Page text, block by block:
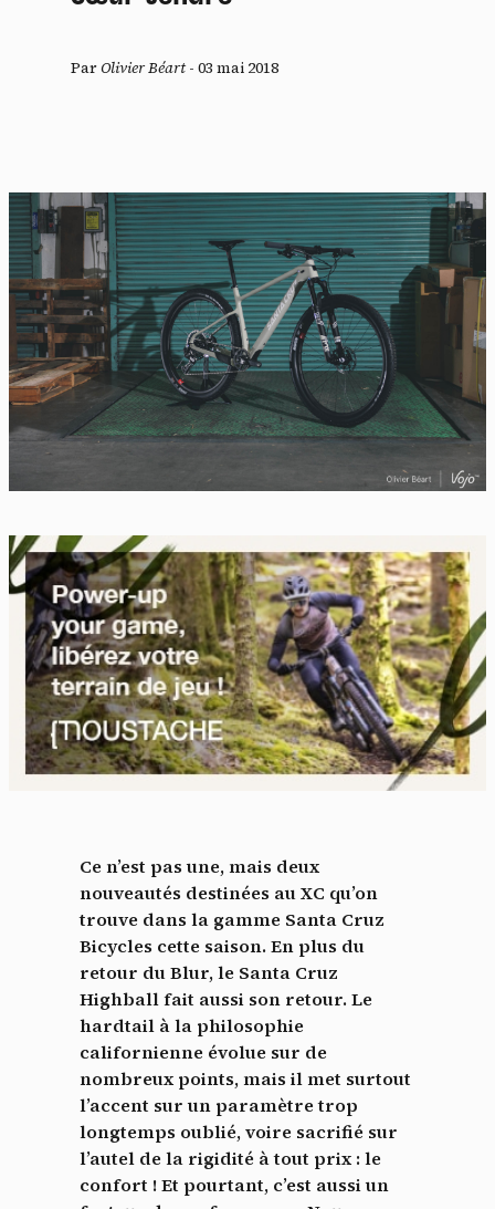
ParOlivier Béart- 03 mai 2018
Ce n’est pas une, mais deux
nouveautés destinées au XC qu’on
trouve dans la gamme Santa Cruz
Bicycles cette saison. En plus du
retour du Blur, le Santa Cruz
Highball fait aussi son retour. Le
hardtail à la philosophie
californienne évolue sur de
nombreux points, mais il met surtout
l’accent sur un paramètre trop
longtemps oublié, voire sacrifié sur
l’autel de la rigidité à tout prix : le
confort ! Et pourtant, c’est aussi un